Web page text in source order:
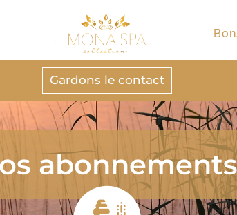
Gardons le contact
abonnements